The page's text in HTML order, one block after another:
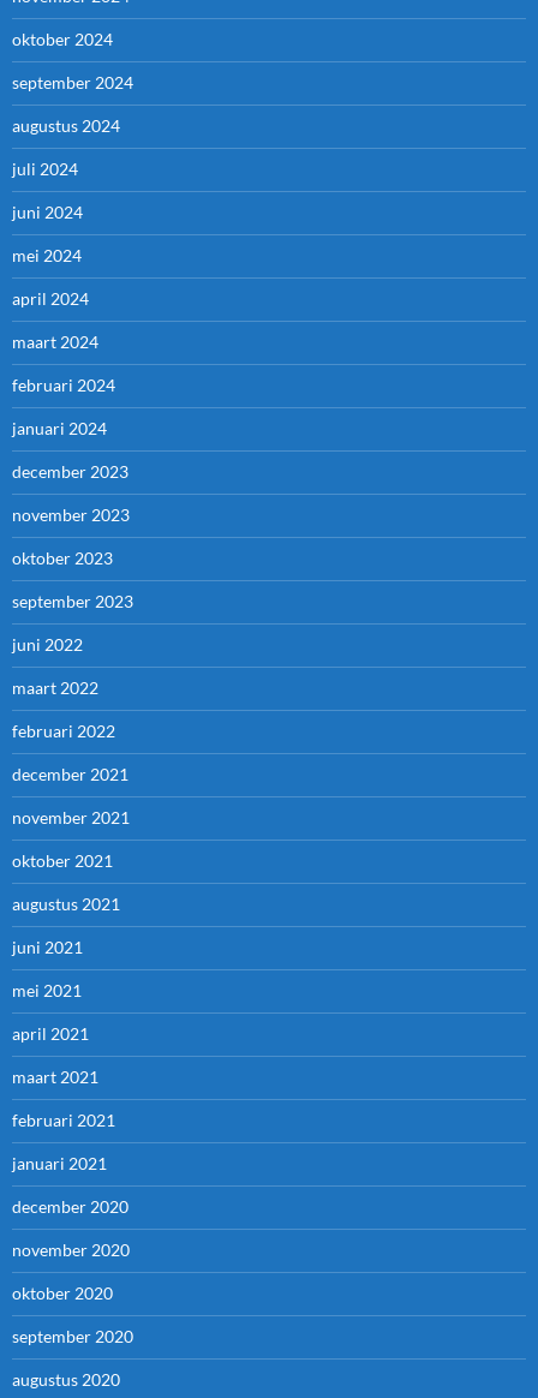
oktober 2024
september 2024
augustus 2024
juli 2024
juni 2024
mei 2024
april 2024
maart 2024
februari 2024
januari 2024
december 2023
november 2023
oktober 2023
september 2023
juni 2022
maart 2022
februari 2022
december 2021
november 2021
oktober 2021
augustus 2021
juni 2021
mei 2021
april 2021
maart 2021
februari 2021
januari 2021
december 2020
november 2020
oktober 2020
september 2020
augustus 2020